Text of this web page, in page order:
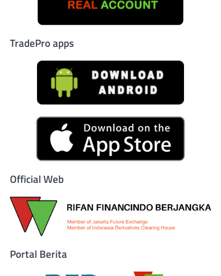
TradePro apps
Official Web
Portal Berita